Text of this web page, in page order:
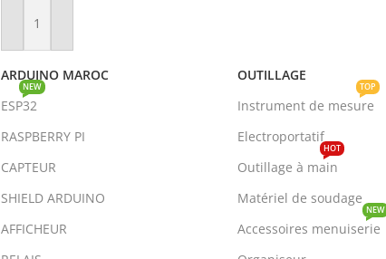
Ajouter Au Panier
ARDUINO MAROC
ESP32
NEW
RASPBERRY PI
CAPTEUR
SHIELD ARDUINO
AFFICHEUR
OUTILLAGE
Instrument de mesure
TOP
Electroportatif
Outillage à main
HOT
Matériel de soudage
Accessoires menuiserie
NEW